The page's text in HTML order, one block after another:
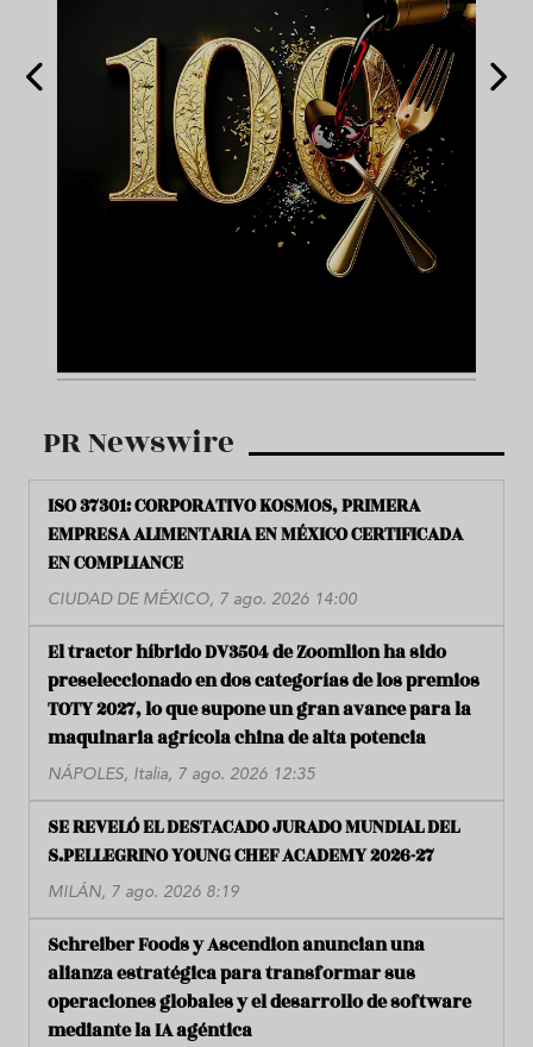
PR Newswire
ISO 37301: CORPORATIVO KOSMOS, PRIMERA
EMPRESA ALIMENTARIA EN MÉXICO CERTIFICADA
EN COMPLIANCE
CIUDAD DE MÉXICO, 7 ago. 2026 14:00
El tractor híbrido DV3504 de Zoomlion ha sido
preseleccionado en dos categorías de los premios
TOTY 2027, lo que supone un gran avance para la
maquinaria agrícola china de alta potencia
NÁPOLES, Italia, 7 ago. 2026 12:35
SE REVELÓ EL DESTACADO JURADO MUNDIAL DEL
S.PELLEGRINO YOUNG CHEF ACADEMY 2026-27
MILÁN, 7 ago. 2026 8:19
Schreiber Foods y Ascendion anuncian una
alianza estratégica para transformar sus
operaciones globales y el desarrollo de software
mediante la IA agéntica